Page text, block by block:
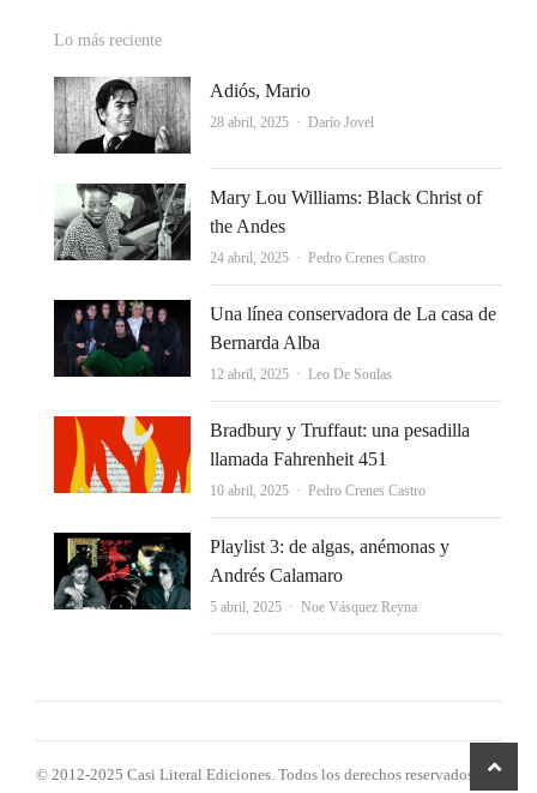
Lo más reciente
Adiós, Mario
28 abril, 2025 Autor
Darío Jovel
Mary Lou Williams: Black Christ of
the Andes
24 abril, 2025 Autor
Pedro Crenes Castro
Una línea conservadora de La casa de
Bernarda Alba
12 abril, 2025 Autor
Leo De Soulas
Bradbury y Truffaut: una pesadilla
llamada Fahrenheit 451
10 abril, 2025 Autor
Pedro Crenes Castro
Playlist 3: de algas, anémonas y
Andrés Calamaro
5 abril, 2025 Autor
Noe Vásquez Reyna
© 2012-2025 Casi Literal Ediciones. Todos los derechos reservados.